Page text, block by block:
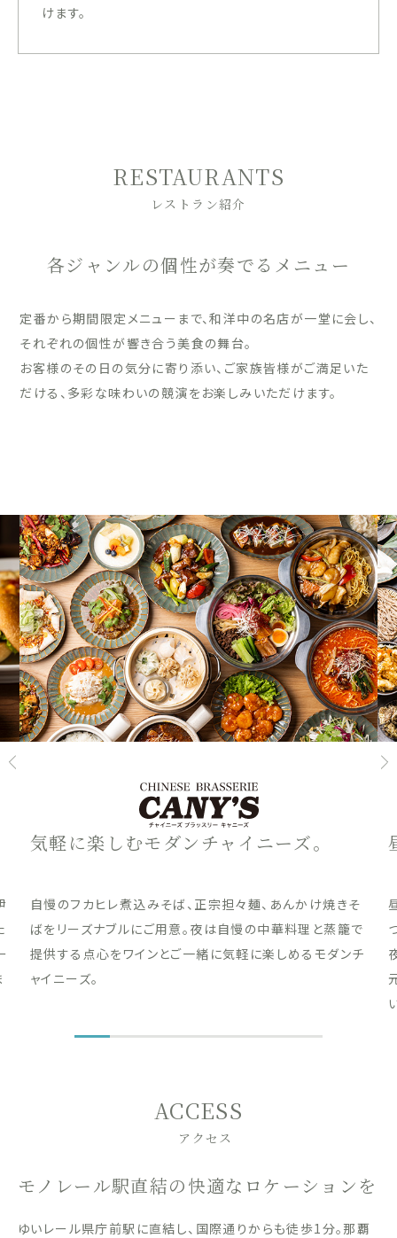
けます。
RESTAURANTS
レストラン紹介
各ジャンルの個性が奏でるメニュー
定番から期間限定メニューまで、和洋中の名店が一堂に会し、
それぞれの個性が響き合う美食の舞台。
お客様のその日の気分に寄り添い、ご家族皆様がご満足いた
だける、多彩な味わいの競演をお楽しみいただけます。
気軽に楽しむモダンチャイニーズ。
自慢のフカヒレ煮込みそば、正宗担々麺、あんかけ焼きそ
ばをリーズナブルにご用意。夜は自慢の中華料理と蒸籠で
提供する点心をワインとご一緒に気軽に楽しめるモダンチ
ャイニーズ。
ACCESS
アクセス
モノレール駅直結の快適なロケーションを
ゆいレール県庁前駅に直結し、国際通りからも徒歩1分。那覇